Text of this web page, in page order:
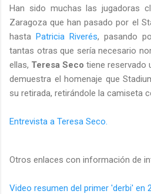
Han sido muchas las jugadoras
Zaragoza que han pasado por el
hastaPatricia Riverés, pasando
tantas otras que sería necesario
ellas, Teresa Seco tiene reservado
demuestra el homenaje que
su retirada, retirándole la camiseta
Entrevista a Teresa Seco.
Otros enlaces con información de
Video resumen del primer 'derbi' en